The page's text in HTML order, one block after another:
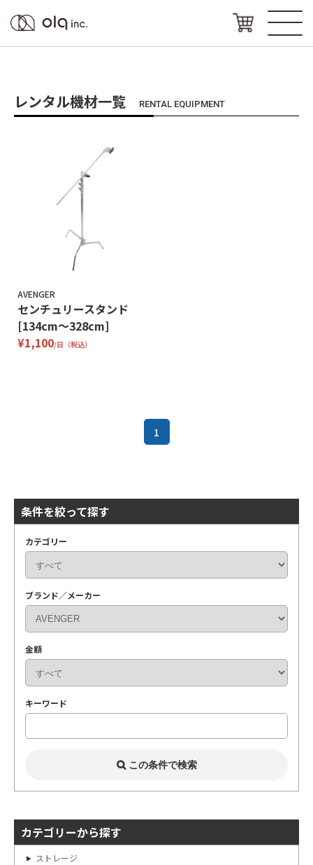
レンタル機材一覧 RENTAL EQUIPMENT
AVENGER
センチュリースタンド
[134cm〜328cm]
¥1,100/日（税込）
1
条件を絞って探す
カテゴリー
ブランド／メーカー
金額
キーワード
カテゴリーから探す
ストレージ